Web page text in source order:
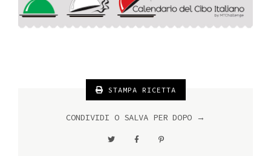
STAMPA RICETTA
CONDIVIDI O SALVA PER DOPO →